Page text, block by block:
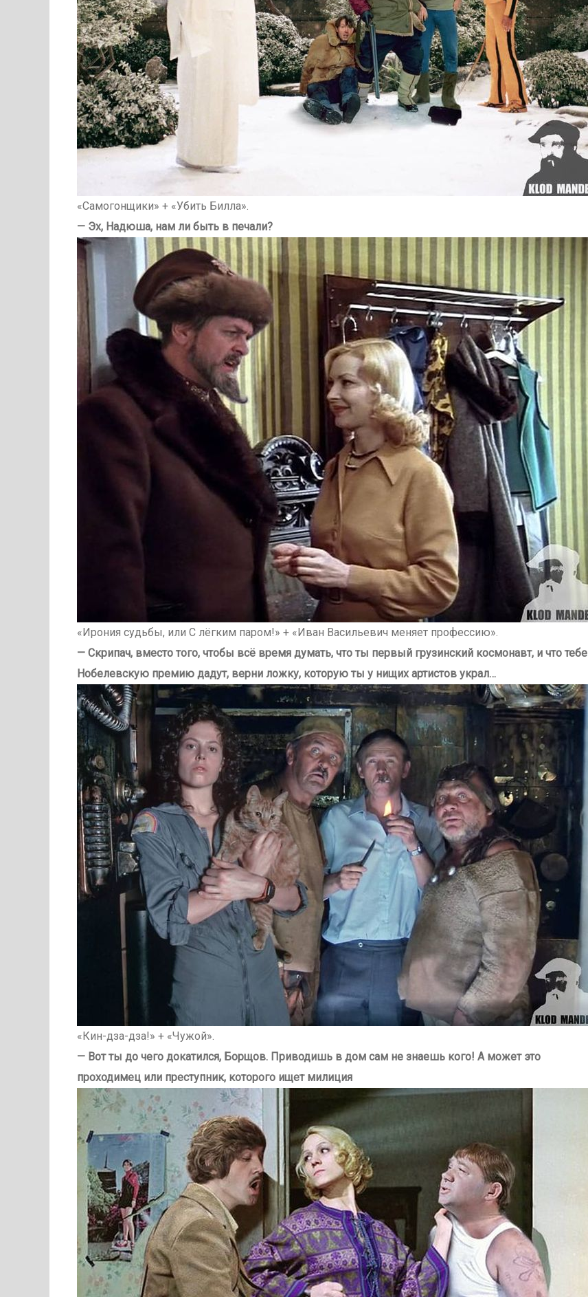
«Самогонщики» + «Убить Билла».
— Эх, Надюша, нам ли быть в печали?
«Ирония судьбы, или С лёгким паром!» + «Иван Васильевич меняет профессию».
— Скрипач, вместо того, чтобы всë время думать, что ты первый грузинский космонавт, и что тебе
Нобелевскую премию дадут, верни ложку, которую ты у нищих артистов украл…
«Кин-дза-дза!» + «Чужой».
— Вот ты до чего докатился, Борщов. Приводишь в дом сам не знаешь кого! А может это
проходимец или преступник, которого ищет милиция